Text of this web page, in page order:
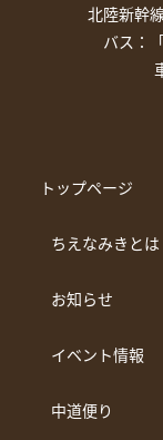
北陸新幹
バス：
トップページ
ちえなみきとは
お知らせ
イベント情報
中道便り